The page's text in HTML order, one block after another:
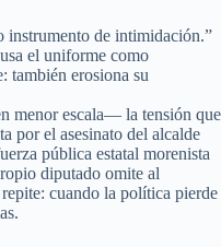
instrumento de intimidación.”
el uniforme como
también erosiona su
menor escala— la tensión que
por el asesinato del alcalde
pública estatal morenista
diputado omite al
cuando la política pierde